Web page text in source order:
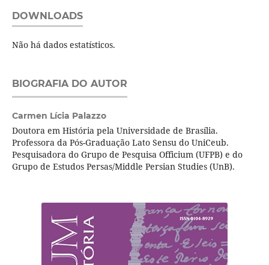
DOWNLOADS
Não há dados estatísticos.
BIOGRAFIA DO AUTOR
Carmen Lícia Palazzo
Doutora em História pela Universidade de Brasília.
Professora da Pós-Graduação Lato Sensu do UniCeub.
Pesquisadora do Grupo de Pesquisa Officium (UFPB) e do
Grupo de Estudos Persas/Middle Persian Studies (UnB).